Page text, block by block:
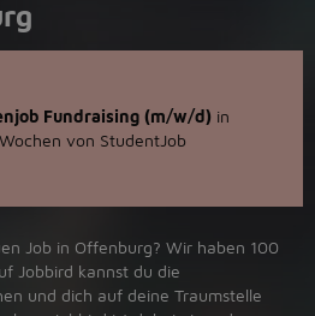
Fundraising (m/w/d) in
von StudentJob
Job in Offenburg? Wir haben 100
Jobbird kannst du die
und dich auf deine Traumstelle